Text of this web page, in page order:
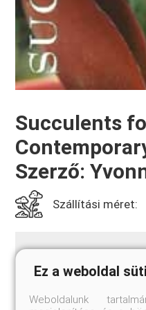
Succulents
Szerző:
Szállítási méret:
Succulents, with their
Ez a weboldal
Weboldalunk